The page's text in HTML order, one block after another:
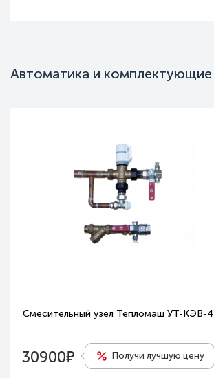
Серия
Автоматика и комплектующие
Смесительный узел Тепломаш УТ-КЭВ-4
30900е Получи лучшую цену